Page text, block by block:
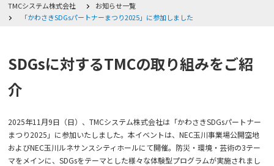
実績
イベント・展示会出展情報
TMCシステム株式会社
お知らせ一覧
「かわさきSDGsパートナーまつり2025」に参加しました
SDGsに対するTMCの取り組みをご紹
介
2025年11月9日（日）、TMCシステム株式会社は「かわさきSDGsパートナー
まつり2025」に参加いたしました。本イベントは、NEC玉川事業場公開空地
およびNEC玉川ルネサンスシティホールにて開催。防災・環境・芸術の3テー
マをメインに、SDGsをテーマとした様々な体験型プログラムが実施されまし